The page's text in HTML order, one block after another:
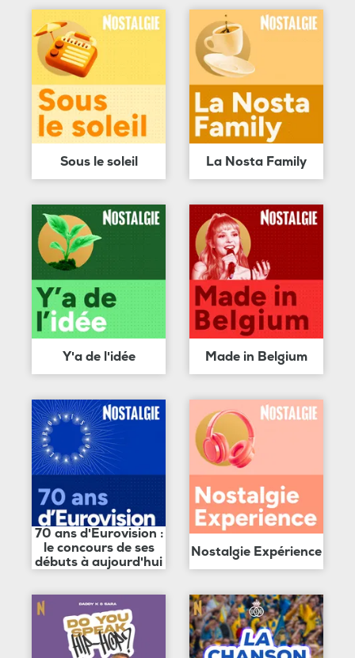
Sous le soleil La Nosta Family
Y'a de l'idée Made in Belgium
70 ans d'Eurovision :
le concours de ses
débuts à aujourd'hui
Nostalgie Expérience